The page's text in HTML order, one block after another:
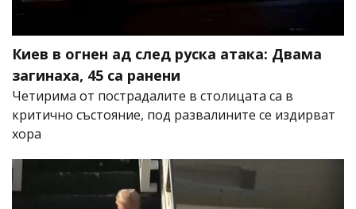
Киев в огнен ад след руска атака: Двама
загинаха, 45 са ранени
Четирима от пострадалите в столицата са в
критично състояние, под развалините се издирват
хора